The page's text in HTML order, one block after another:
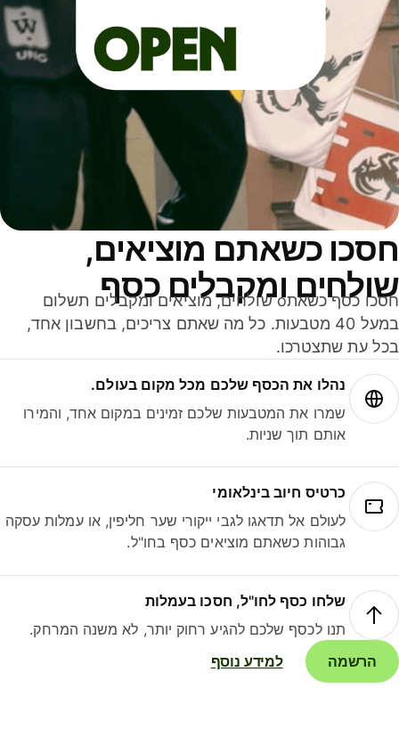
כשאתם מוציאים,
ומקבלים כסף
חסכו כסף כשאתo שולחים, מוציאים ומקבלים תשלום
במעל 40 מטבעות. כל מה שאתם צריכים, בחשבון אחד,
עת שתצטרכו.
נהלו את הכסף שלכם מכל מקום בעולם.
שמרו את המטבעות שלכם זמינים במקום אחד, והמירו
אותם תוך שניות.
כרטיס חיוב בינלאומי
לעולם אל תדאגו לגבי ייקורי שער חליפין, או עמלות עסקה
גבוהות כשאתם מוציאים כסף בחו"ל.
שלחו כסף לחו"ל, חסכו בעמלות
תנו לכסף שלכם להגיע רחוק יותר, לא משנה המרחק.
הרשמה
למידע נוסף